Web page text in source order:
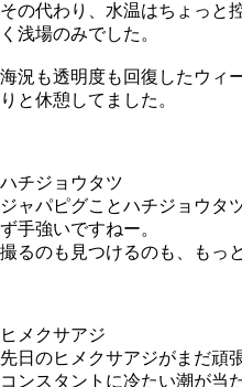
その代わり、水温はちょっと
く浅場のみでした。
海況も透明度も回復したウィ
りと休憩してました。
ハチジョウタツ
ジャパピグことハチジョウタ
ず手強いですねー。
撮るのも見つけるのも、もっ
ヒメクサアジ
先日のヒメクサアジがまだ頑
コンスタントに冷たい潮が当